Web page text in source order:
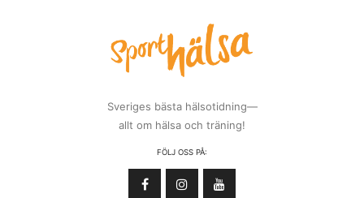
Sveriges bästa hälsotidning—
allt om hälsa och träning!
FÖLJ OSS PÅ: